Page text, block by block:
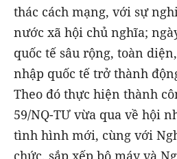
thác cách mạng, với sự
nước xã hội chủ nghĩa;
quốc tế sâu rộng, toàn
nhập quốc tế trở thành
Theo đó thực hiện thành
59/NQ-TƯ vừa qua về hội
tình hình mới, cùng với
chức, sắp xếp bộ máy và